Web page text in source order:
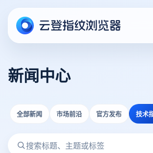
新闻中心
全部新闻 市场前沿 官方发布 技术